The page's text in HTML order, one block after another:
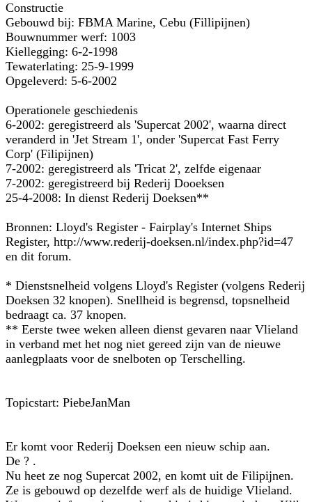
Constructie
Gebouwd bij: FBMA Marine, Cebu (Fillipijnen)
Bouwnummer werf: 1003
Kiellegging: 6-2-1998
Tewaterlating: 25-9-1999
Opgeleverd: 5-6-2002
Operationele geschiedenis
6-2002: geregistreerd als 'Supercat 2002', waarna direct
veranderd in 'Jet Stream 1', onder 'Supercat Fast Ferry
Corp' (Filipijnen)
7-2002: geregistreerd als 'Tricat 2', zelfde eigenaar
7-2002: geregistreerd bij Rederij Dooeksen
25-4-2008: In dienst Rederij Doeksen**
Bronnen: Lloyd's Register - Fairplay's Internet Ships
Register, http://www.rederij-doeksen.nl/index.php?id=47
en dit forum.
* Dienstsnelheid volgens Lloyd's Register (volgens Rederij
Doeksen 32 knopen). Snellheid is begrensd, topsnelheid
bedraagt ca. 37 knopen.
** Eerste twee weken alleen dienst gevaren naar Vlieland
in verband met het nog niet gereed zijn van de nieuwe
aanlegplaats voor de snelboten op Terschelling.
Topicstart: PiebeJanMan
Er komt voor Rederij Doeksen een nieuw schip aan.
De ? .
Nu heet ze nog Supercat 2002, en komt uit de Filipijnen.
Ze is gebouwd op dezelfde werf als de huidige Vlieland.